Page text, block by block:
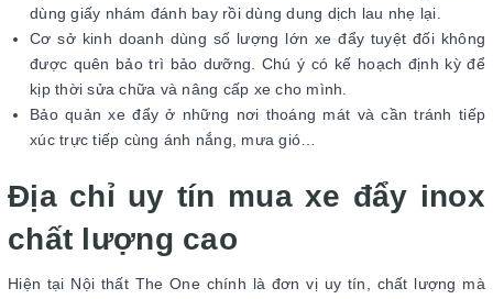
dùng giấy nhám đánh bay rồi dùng dung dịch lau nhẹ lại.
Cơ sở kinh doanh dùng số lượng lớn xe đẩy tuyệt đối không
được quên bảo trì bảo dưỡng. Chú ý có kế hoạch định kỳ để
kịp thời sửa chữa và nâng cấp xe cho mình.
Bảo quản xe đẩy ở những nơi thoáng mát và cần tránh tiếp
xúc trực tiếp cùng ánh nắng, mưa gió…
Địa chỉ uy tín mua xe đẩy inox
chất lượng cao
Hiện tại Nội thất The One chính là đơn vị uy tín, chất lượng mà